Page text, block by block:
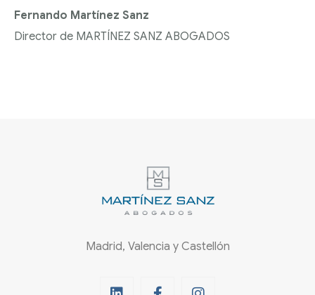
Fernando Martínez Sanz
Director de MARTÍNEZ SANZ ABOGADOS
Madrid, Valencia y Castellón